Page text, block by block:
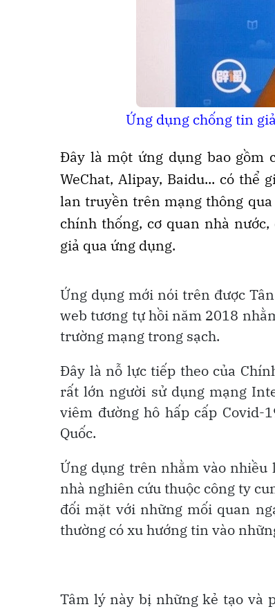
Ứng dụng chống tin
Đây là một ứng dụng bao gồm
WeChat, Alipay, Baidu... có thể
lan truyền trên mạng thông
chính thống, cơ quan nhà
giả qua ứng dụng.
Ứng dụng mới nói trên được
web tương tự hồi năm 2018
trường mạng trong sạch.
Đây là nỗ lực tiếp theo của
rất lớn người sử dụng mạng
viêm đường hô hấp cấp
Quốc.
Ứng dụng trên nhằm vào
nhà nghiên cứu thuộc công ty
đối mặt với những mối quan
thường có xu hướng tin vào
Tâm lý này bị những kẻ tạo và